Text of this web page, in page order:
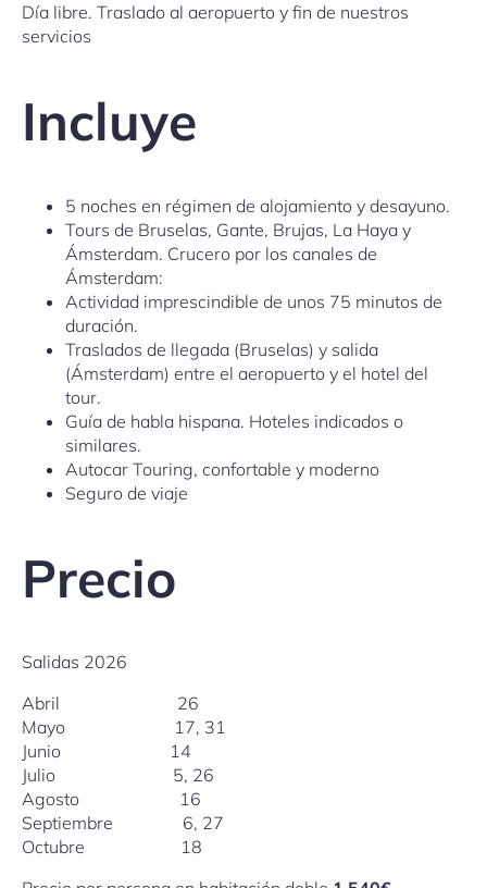
Día libre. Traslado al aeropuerto y fin de nuestros
servicios
Incluye
5 noches en régimen de alojamiento y desayuno.
Tours de Bruselas, Gante, Brujas, La Haya y
Ámsterdam. Crucero por los canales de
Ámsterdam:
Actividad imprescindible de unos 75 minutos de
duración.
Traslados de llegada (Bruselas) y salida
(Ámsterdam) entre el aeropuerto y el hotel del
tour.
Guía de habla hispana. Hoteles indicados o
similares.
Autocar Touring, confortable y moderno
Seguro de viaje
Precio
Salidas 2026
Abril 26
Mayo 17, 31
Junio 14
Julio 5, 26
Agosto 16
Septiembre 6, 27
Octubre 18